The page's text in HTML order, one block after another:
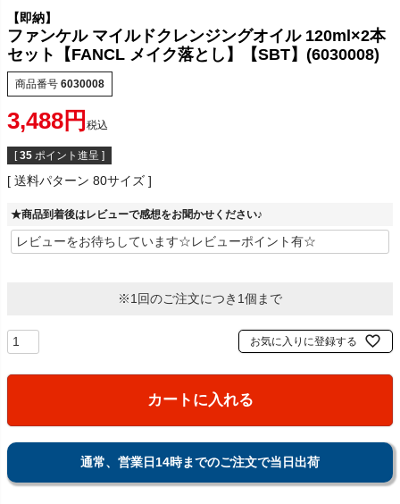
【即納】
ファンケル マイルドクレンジングオイル 120ml×2本
セット【FANCL メイク落とし】【SBT】(6030008)
商品番号 6030008
3,488 税込
[ 35 ポイント進呈 ]
送料パターン 80サイズ
★商品到着後はレビューで感想をお聞かせください♪
※1回のご注文につき1個まで
お気に入りに登録する
カートに入れる
通常、営業日14時までのご注文で当日出荷